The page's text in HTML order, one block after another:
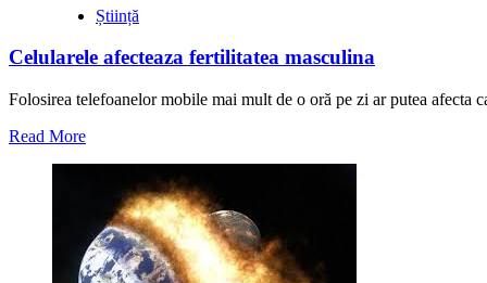
Știință
Celularele afecteaza fertilitatea masculina
Folosirea telefoanelor mobile mai mult de o oră pe zi ar putea afecta
Read MoreRead
Celularele
afecteaza
fertilitatea
masculina